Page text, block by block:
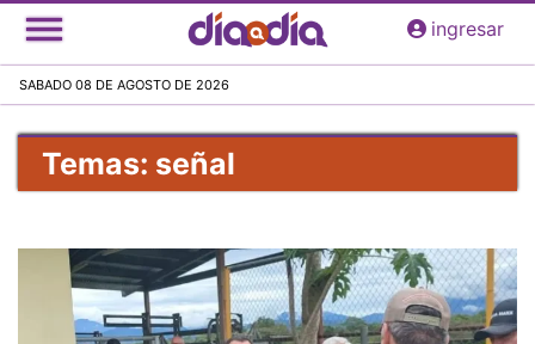
Pasar
al
principal
ingresar
SABADO 08 DE AGOSTO DE 2026
Temas: señal